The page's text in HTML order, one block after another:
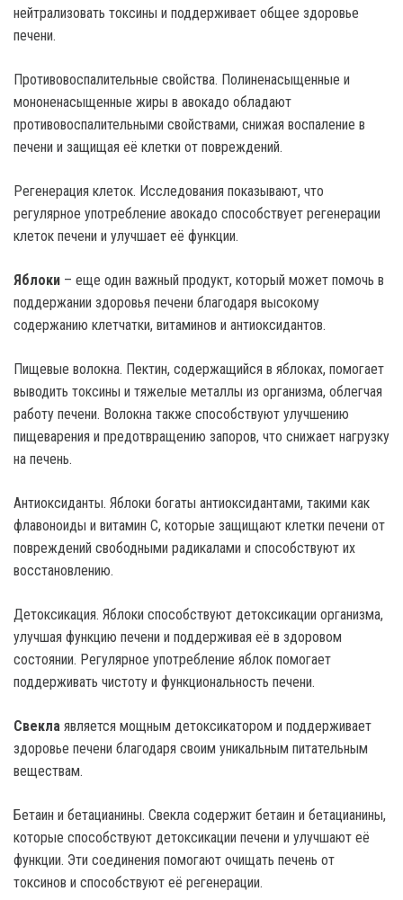
нейтрализовать токсины и поддерживает общее здоровье
печени.
Противовоспалительные свойства. Полиненасыщенные и
мононенасыщенные жиры в авокадо обладают
противовоспалительными свойствами, снижая воспаление в
печени и защищая её клетки от повреждений.
Регенерация клеток. Исследования показывают, что
регулярное употребление авокадо способствует регенерации
клеток печени и улучшает её функции.
Яблоки – еще один важный продукт, который может помочь в
поддержании здоровья печени благодаря высокому
содержанию клетчатки, витаминов и антиоксидантов.
Пищевые волокна. Пектин, содержащийся в яблоках, помогает
выводить токсины и тяжелые металлы из организма, облегчая
работу печени. Волокна также способствуют улучшению
пищеварения и предотвращению запоров, что снижает нагрузку
на печень.
Антиоксиданты. Яблоки богаты антиоксидантами, такими как
флавоноиды и витамин С, которые защищают клетки печени от
повреждений свободными радикалами и способствуют их
восстановлению.
Детоксикация. Яблоки способствуют детоксикации организма,
улучшая функцию печени и поддерживая её в здоровом
состоянии. Регулярное употребление яблок помогает
поддерживать чистоту и функциональность печени.
Свекла является мощным детоксикатором и поддерживает
здоровье печени благодаря своим уникальным питательным
веществам.
Бетаин и бетацианины. Свекла содержит бетаин и бетацианины,
которые способствуют детоксикации печени и улучшают её
функции. Эти соединения помогают очищать печень от
токсинов и способствуют её регенерации.